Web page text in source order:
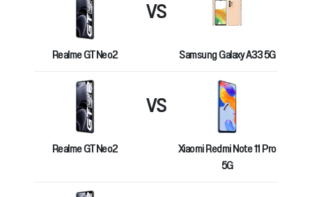
Realme GT Neo2
VS
Samsung Galaxy A33 5G
Realme GT Neo2
VS
Xiaomi Redmi Note 11 Pro
5G